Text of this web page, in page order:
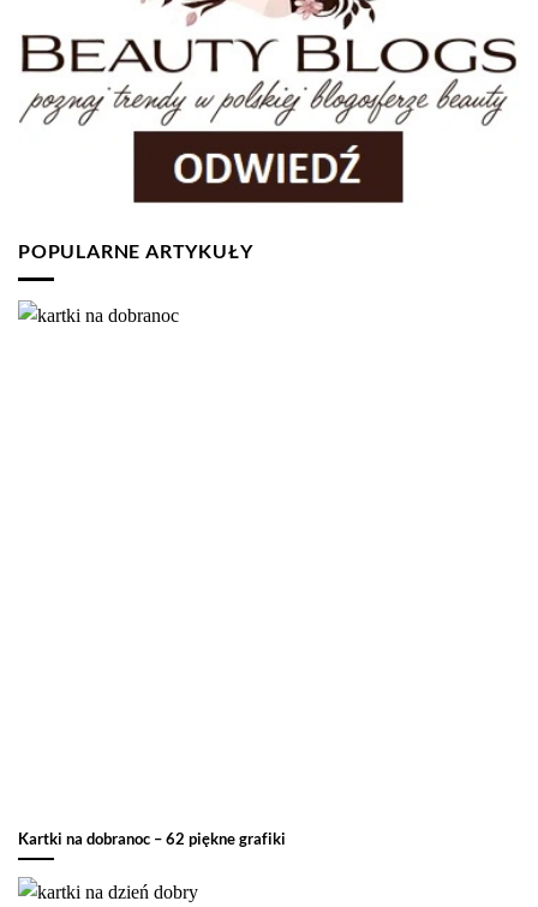
POPULARNE ARTYKUŁY
Kartki na dobranoc – 62 piękne grafiki